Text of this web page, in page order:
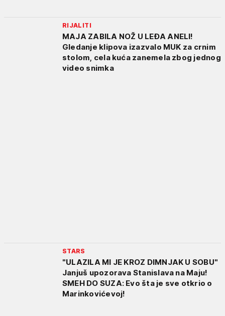
RIJALITI
MAJA ZABILA NOŽ U LEĐA ANELI!
Gledanje klipova izazvalo MUK za crnim
stolom, cela kuća zanemela zbog jednog
video snimka
STARS
"ULAZILA MI JE KROZ DIMNJAK U SOBU"
Janjuš upozorava Stanislava na Maju!
SMEH DO SUZA: Evo šta je sve otkrio o
Marinkovićevoj!